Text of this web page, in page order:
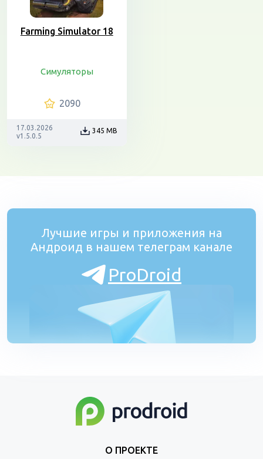
Farming Simulator 18
Симуляторы
2090
17.03.2026
v1.5.0.5
345 MB
Лучшие игры и приложения на
Андроид в нашем телеграм канале
ProDroid
О ПРОЕКТЕ